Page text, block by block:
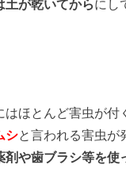
土が乾いてからにし
ほとんど害虫が付
シと言われる害虫が
剤や歯ブラシ等を使